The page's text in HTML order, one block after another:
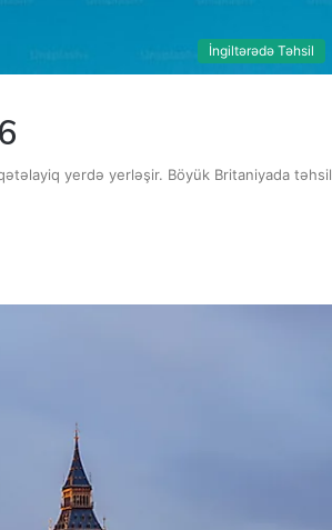
İngiltərədə Təhsil
yerdə yerləşir. Böyük Britaniyada təhsil